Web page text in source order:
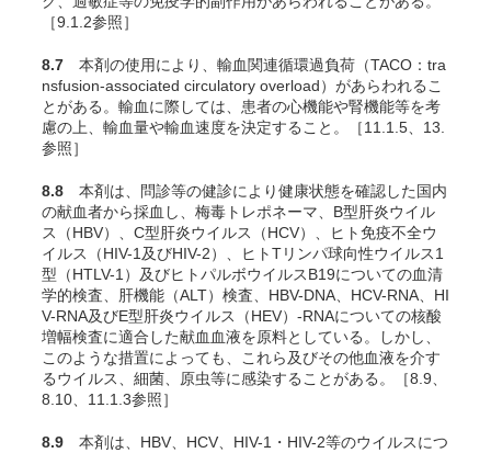
［9.1.2参照］
8.7 本剤の使用により、輸血関連循環過負荷（TACO：tra
nsfusion-associated circulatory overload） があらわれるこ
とがある。輸血に際しては、患者の心機能や腎機能等を考
慮の上、輸血量や輸血速度を決定すること。［11.1.5、13.
参照］
8.8 本剤は、問診等の健診により健康状態を確認した国内
の献血者から採血し、梅毒トレポネーマ、B型肝炎ウイル
ス（HBV）、C型肝炎ウイルス（HCV）、ヒト免疫不全ウ
イルス（HIV-1及びHIV-2）、ヒトTリンパ球向性ウイルス1
型（HTLV-1）及びヒトパルボウイルスB19についての血清
学的検査、肝機能（ALT）検査、HBV-DNA、HCV-RNA、HI
V-RNA及びE型肝炎ウイルス（HEV）-RNAについての核酸
増幅検査に適合した献血血液を原料としている。しかし、
このような措置によっても、これら及びその他血液を介す
るウイルス、細菌、原虫等に感染することがある。［8.9、
8.10、11.1.3参照］
8.9 本剤は、HBV、HCV、HIV-1・HIV-2等のウイルスにつ